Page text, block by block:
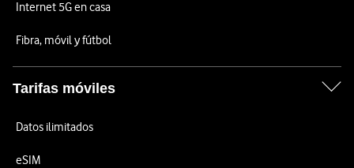
Internet 5G en casa
Fibra, móvil y fútbol
Tarifas móviles
Datos ilimitados
eSIM